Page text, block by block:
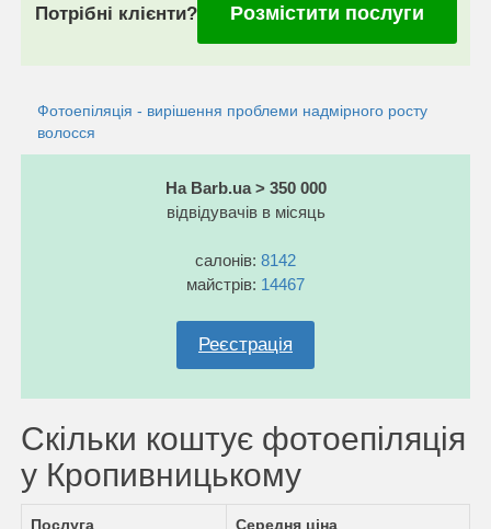
Потрібні клієнти? Розмістити послуги
Фотоепіляція - вирішення проблеми надмірного росту
волосся
На Barb.ua > 350 000
відвідувачів в місяць
салонів: 8142
майстрів: 14467
Реєстрація
Скільки коштує фотоепіляція
у Кропивницькому
Послуга Середня ціна